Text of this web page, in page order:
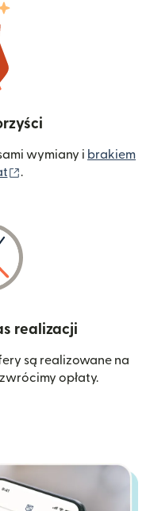
wymiany i brakiem
.
realizacji
są realizowane na
opłaty.